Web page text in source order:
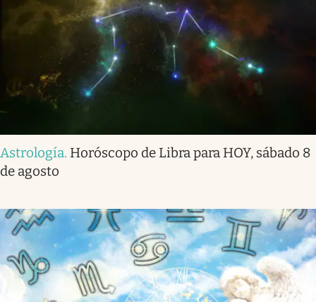
Astrología. Horóscopo de Libra para HOY, sábado 8
de agosto